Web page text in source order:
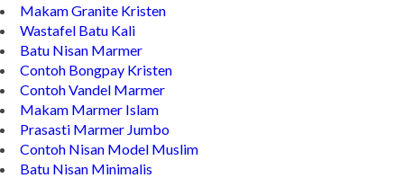
Makam Granite Kristen
Wastafel Batu Kali
Batu Nisan Marmer
Contoh Bongpay Kristen
Contoh Vandel Marmer
Makam Marmer Islam
Prasasti Marmer Jumbo
Contoh Nisan Model Muslim
Batu Nisan Minimalis